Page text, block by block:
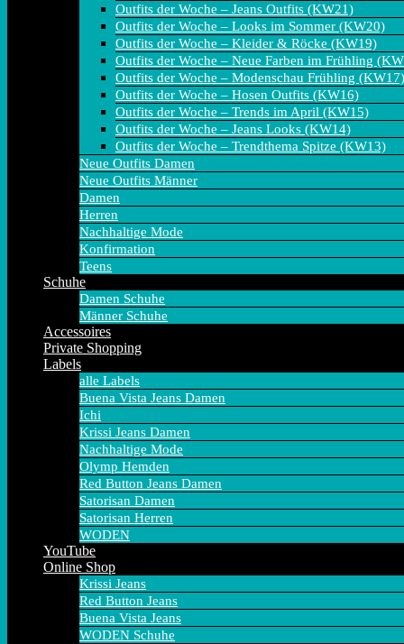
Outfits der Woche – Jeans Outfits (KW21)
Outfits der Woche – Looks im Sommer (KW20)
Outfits der Woche – Kleider & Röcke (KW19)
Outfits der Woche – Neue Farben im Frühling
Outfits der Woche – Modenschau Frühling (KW17)
Outfits der Woche – Hosen Outfits (KW16)
Outfits der Woche – Trends im April (KW15)
Outfits der Woche – Jeans Looks (KW14)
Outfits der Woche – Trendthema Spitze (KW13)
Neue Outfits Damen
Neue Outfits Männer
Damen
Herren
Nachhaltige Mode
Konfirmation
Teens
Schuhe
Damen Schuhe
Männer Schuhe
Accessoires
Private Shopping
Labels
alle Labels
Buena Vista Jeans Damen
Ichi
Krissi Jeans Damen
Nachhaltige Mode
Olymp Hemden
Red Button Jeans Damen
Satorisan Damen
Satorisan Herren
WODEN
YouTube
Online Shop
Krissi Jeans
Red Button Jeans
Buena Vista Jeans
WODEN Schuhe